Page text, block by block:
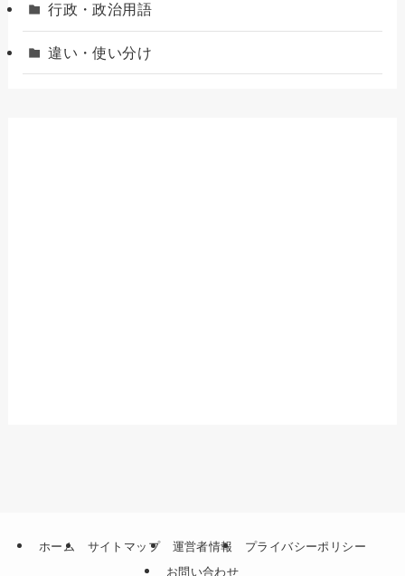
行政・政治用語
違い・使い分け
ホーム サイトマップ 運営者情報
プライバシーポリシー
お問い合わせ